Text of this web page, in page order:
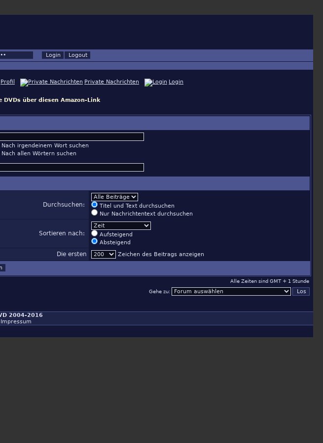
Profil Private Nachrichten Login
über diesen Amazon-Link
Nach irgendeinem Wort suchen
Nach allen Wörtern suchen
Durchsuchen:
Titel und Text durchsuchen
Nur Nachrichtentext durchsuchen
Sortieren nach:
Aufsteigend
Absteigend
Die ersten Zeichen des Beitrags anzeigen
Alle Zeiten sind GMT + 1 Stunde
Gehe zu:
2004-2016
Impressum